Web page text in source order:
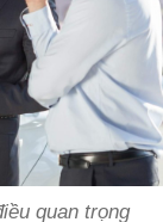
quan trọng